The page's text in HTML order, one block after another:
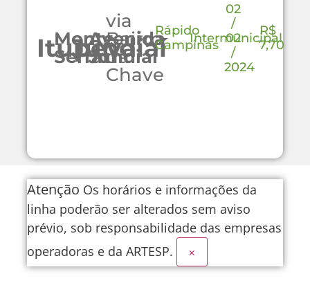
Itupeva
Monte
Serrat
Jundiaí
Avenida
Jundiaí
via
Bairro
da
Chave
Rápido
CampinasIntermunicipal
02
/
02
/
2024
R$
7,70
Atenção Os horários e informações da
linha poderão ser alterados sem aviso
prévio, sob responsabilidade das empresas
operadoras e da ARTESP.
×